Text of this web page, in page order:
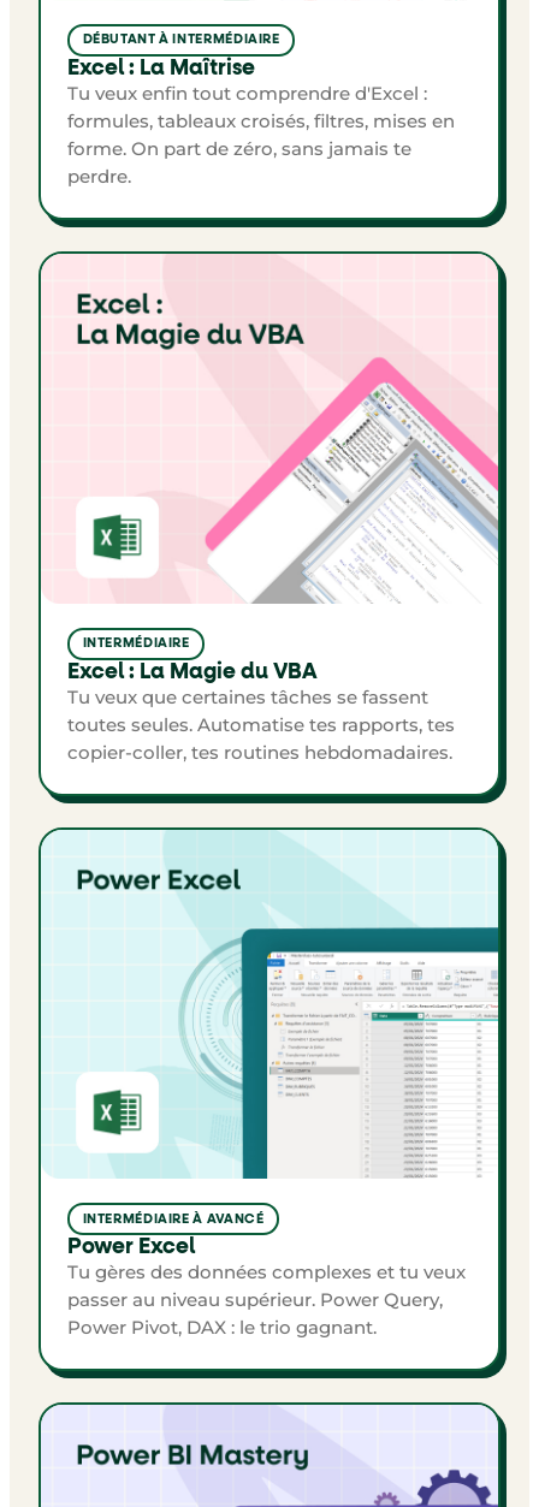
DÉBUTANT À INTERMÉDIAIRE
Excel : La Maîtrise
Tu veux enfin tout comprendre d'Excel :
formules, tableaux croisés, filtres, mises en
forme. On part de zéro, sans jamais te
perdre.
INTERMÉDIAIRE
Excel : La Magie du VBA
Tu veux que certaines tâches se fassent
toutes seules. Automatise tes rapports, tes
copier-coller, tes routines hebdomadaires.
INTERMÉDIAIRE À AVANCÉ
Power Excel
Tu gères des données complexes et tu veux
passer au niveau supérieur. Power Query,
Power Pivot, DAX : le trio gagnant.